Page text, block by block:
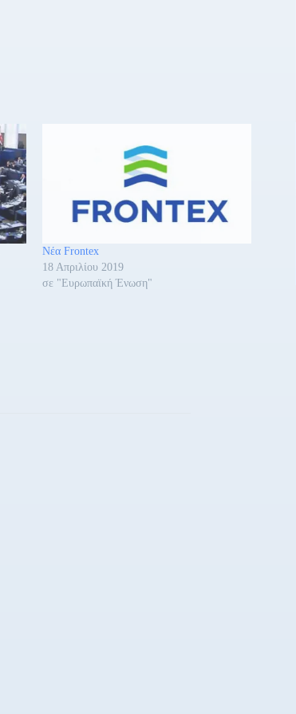
Νέα Frontex
18 Απριλίου 2019
σε "Ευρωπαϊκή Ένωση"